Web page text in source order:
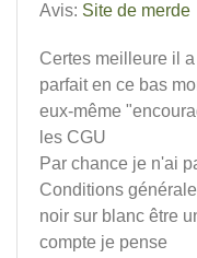
Avis: Site de merde
Certes meilleure il
parfait en ce bas
eux-même
les CGU
Par chance je n'ai
Conditions
noir sur blanc être
compte je pense